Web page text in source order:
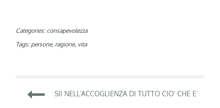
Categories: consapevolezza
Tags: persone, ragione, vita
Navigazione
SII NELL’ACCOGLIENZA DI TUTTO CIO’ CHE E’